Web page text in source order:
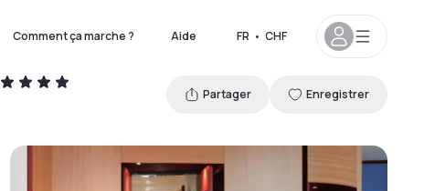
Comment ça marche ? Aide FR • CHF
Partager Enregistrer